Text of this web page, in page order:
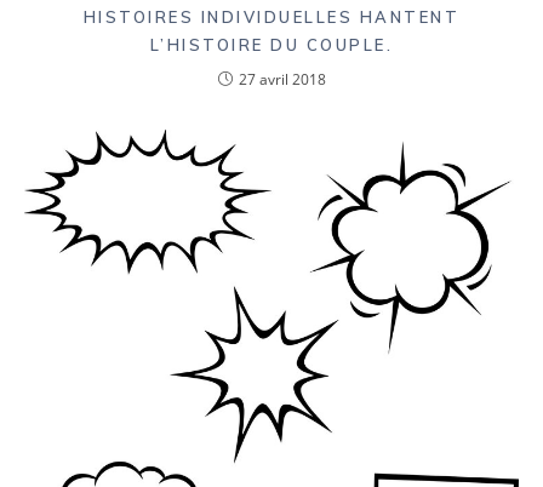
HISTOIRES INDIVIDUELLES HANTENT
L’HISTOIRE DU COUPLE.
27 avril 2018